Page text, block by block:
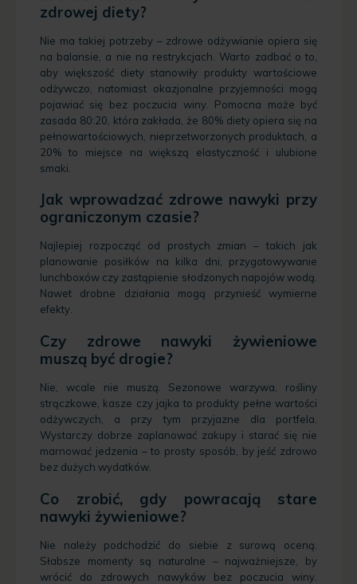
zdrowej diety?
Nie ma takiej potrzeby – zdrowe odżywianie opiera się
na balansie, a nie na restrykcjach. Warto zadbać o to,
aby większość diety stanowiły produkty wartościowe
odżywczo, natomiast okazjonalne przyjemności mogą
pojawiać się bez poczucia winy. Pomocna może być
zasada 80:20, która zakłada, że 80% diety opiera się na
pełnowartościowych, nieprzetworzonych produktach, a
20% to miejsce na większą elastyczność i ulubione
smaki.
Jak wprowadzać zdrowe nawyki przy
ograniczonym czasie?
Najlepiej rozpocząć od prostych zmian – takich jak
planowanie posiłków na kilka dni, przygotowywanie
lunchboxów czy zastąpienie słodzonych napojów wodą.
Nawet drobne działania mogą przynieść wymierne
efekty.
Czy zdrowe nawyki żywieniowe
muszą być drogie?
Nie, wcale nie muszą. Sezonowe warzywa, rośliny
strączkowe, kasze czy jajka to produkty pełne wartości
odżywczych, a przy tym przyjazne dla portfela.
Wystarczy dobrze zaplanować zakupy i starać się nie
marnować jedzenia – to prosty sposób, by jeść zdrowo
bez dużych wydatków.
Co zrobić, gdy powracają stare
nawyki żywieniowe?
Nie należy podchodzić do siebie z surową oceną.
Słabsze momenty są naturalne – najważniejsze, by
wrócić do zdrowych nawyków bez poczucia winy.